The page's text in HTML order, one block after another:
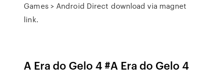
Games > Android Direct download via magnet
link.
A Era do Gelo 4 #A Era do Gelo 4